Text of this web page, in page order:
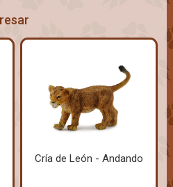
Cría de León - Andando